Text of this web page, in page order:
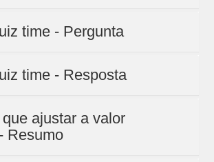
time - Pergunta
time - Resposta
ajustar a valor
Resumo